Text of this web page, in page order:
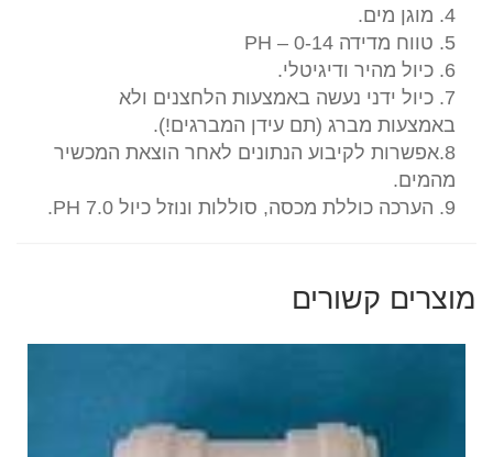
4. מוגן מים.
5. טווח מדידה PH – 0-14
6. כיול מהיר ודיגיטלי.
7. כיול ידני נעשה באמצעות הלחצנים ולא
באמצעות מברג (תם עידן המברגים!).
8.אפשרות לקיבוע הנתונים לאחר הוצאת המכשיר
מהמים.
9. הערכה כוללת מכסה, סוללות ונוזל כיול PH 7.0.
מוצרים קשורים